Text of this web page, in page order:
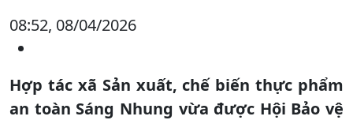
08:52, 08/04/2026
Hợp tác xã Sản xuất, chế biến thực phẩm
an toàn Sáng Nhung vừa được Hội Bảo vệ